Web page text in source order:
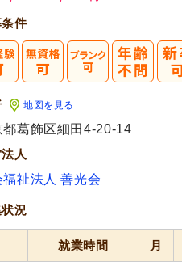
件
地図を見る
都葛飾区細田4-20-14
人
福祉法人 善光会
況
就業時間 月